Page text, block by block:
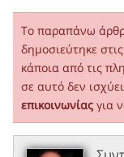
Το παραπάνω
δημοσιεύτηκε
κάποια από τις
σε αυτό δεν
επικοινωνίας για